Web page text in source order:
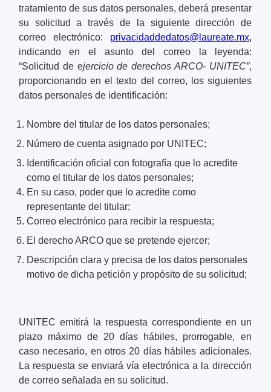
tratamiento de sus datos personales, deberá presentar
su solicitud a través de la siguiente dirección de
correo electrónico: privacidaddedatos@laureate.mx,
indicando en el asunto del correo
la leyenda:
“Solicitud de ejercicio de derechos ARCO- UNITEC”,
proporcionando en el texto del correo, los siguientes
datos personales de identificación:
Nombre del titular de los datos personales;
Número de cuenta asignado por UNITEC;
Identificación oficial con fotografía que lo acredite
como el titular de los datos personales;
En su caso, poder que lo acredite como
representante del titular;
Correo electrónico para recibir la respuesta;
El derecho ARCO que se pretende ejercer;
Descripción clara y precisa de los datos personales
motivo de dicha petición y propósito de su solicitud;
UNITEC emitirá la respuesta correspondiente en un
plazo máximo de 20 días hábiles, prorrogable, en
caso necesario, en otros 20 días hábiles adicionales.
La respuesta se enviará vía electrónica a la dirección
de correo señalada en su solicitud.